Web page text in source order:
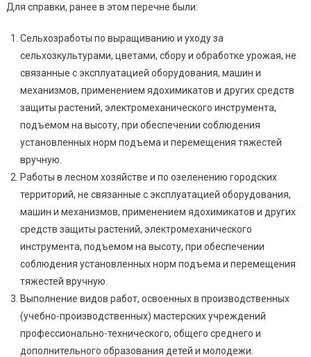
Для справки, ранее в этом перечне были:
Сельхозработы по выращиванию и уходу за
сельхозкультурами, цветами, сбору и обработке урожая, не
связанные с эксплуатацией оборудования, машин и
механизмов, применением ядохимикатов и других средств
защиты растений, электромеханического инструмента,
подъемом на высоту, при обеспечении соблюдения
установленных норм подъема и перемещения тяжестей
вручную.
Работы в лесном хозяйстве и по озеленению городских
территорий, не связанные с эксплуатацией оборудования,
машин и механизмов, применением ядохимикатов и других
средств защиты растений, электромеханического
инструмента, подъемом на высоту, при обеспечении
соблюдения установленных норм подъема и перемещения
тяжестей вручную.
Выполнение видов работ, освоенных в производственных
(учебно-производственных) мастерских учреждений
профессионально-технического, общего среднего и
дополнительного образования детей и молодежи.